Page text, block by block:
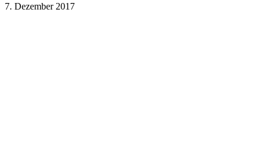
7. Dezember 2017